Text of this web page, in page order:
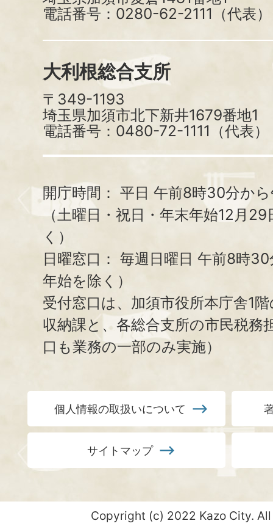
電話番号：0280-62-2111（代表）
大利根総合支所
〒349-1193
埼玉県加須市北下新井1679番地1
電話番号：0480-72-1111（代表）
開庁時間： 平日 午前8時30分か
（土曜日・祝日・年末年始12月
く）
日曜窓口： 毎週日曜日 午前8時
年始を除く）
受付窓口は、加須市役所本庁舎1
収納課と、 各総合支所の市民税務
口も業務の一部のみ実施）
個人情報の取扱いについて
サイトマップ
Copyright (c) 2022 Kazo City.